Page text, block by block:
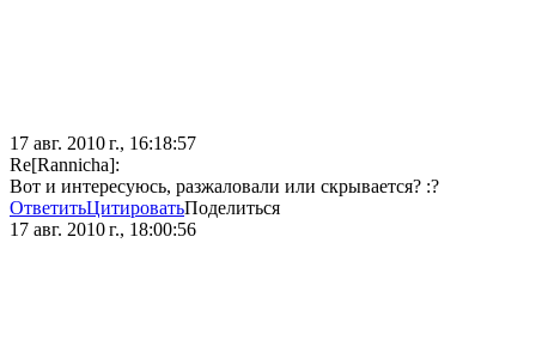
17 авг. 2010 г., 16:18:57
Re[Rannicha]:
Вот и интересуюсь, разжаловали или скрывается? :?
ОтветитьЦитироватьПоделиться
17 авг. 2010 г., 18:00:56